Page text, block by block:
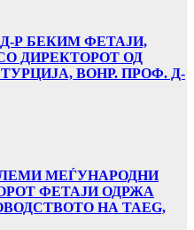
Р БЕКИМ ФЕТАЈИ,
ДИРЕКТОРОТ ОД
ВОНР. ПРОФ. Д-
МЕЃУНАРОДНИ
ФЕТАЈИ ОДРЖА
НА TAEG,